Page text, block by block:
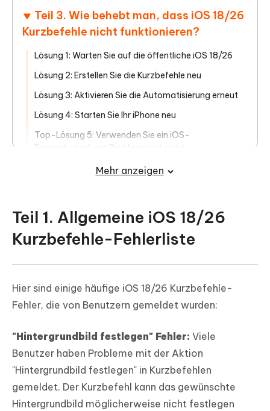
Teil 3. Wie behebt man, dass iOS 18/26
Kurzbefehle nicht funktionieren?
Lösung 1: Warten Sie auf die öffentliche iOS 18/26
Lösung 2: Erstellen Sie die Kurzbefehle neu
Lösung 3: Aktivieren Sie die Automatisierung erneut
Lösung 4: Starten Sie Ihr iPhone neu
Top-Lösung 5: Verwenden Sie ein iOS-
Reparaturtool, um Probleme mit nicht
Mehr anzeigen
Teil 1. Allgemeine iOS 18/26
Kurzbefehle-Fehlerliste
Hier sind einige häufige iOS 18/26 Kurzbefehle-
Fehler, die von Benutzern gemeldet wurden:
"Hintergrundbild festlegen" Fehler: Viele
Benutzer haben Probleme mit der Aktion
"Hintergrundbild festlegen" in Kurzbefehlen
gemeldet. Der Kurzbefehl kann das gewünschte
Hintergrundbild möglicherweise nicht festlegen